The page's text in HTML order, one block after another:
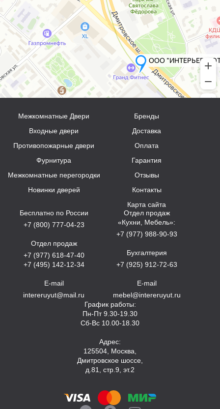
Межкомнатные Двери
Входные двери
Противопожарные двери
Фурнитура
Межкомнатные перегородки
Новинки дверей
Бренды
Доставка
Оплата
Гарантия
Отзывы
Контакты
Карта сайта
Бесплатно по России
+7 (800) 777-04-23
Отдел продаж
+7 (977) 618-47-40
+7 (495) 142-12-34
E-mail
intereruyut@mail.ru
Отдел продаж
«Кухни, Мебель»:
+7 (977) 988-90-93
Бухгалтерия
+7 (925) 912-72-63
E-mail
mebel@intereruyut.ru
График работы:
Пн-Пт 9.30-19.30
Сб-Вс 10.00-18.30
Адрес:
125504, Москва,
Дмитровское шоссе,
д.81, стр.9, эт.2